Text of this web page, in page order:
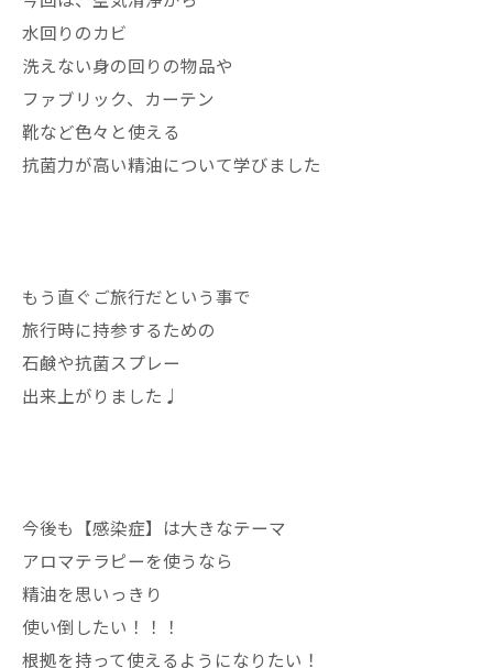
水回りのカビ
洗えない身の回りの物品や
ファブリック、カーテン
靴など色々と使える
抗菌力が高い精油について学びました
もう直ぐご旅行だという事で
旅行時に持参するための
石鹸や抗菌スプレー
出来上がりました♩
今後も【感染症】は大きなテーマ
アロマテラピーを使うなら
精油を思いっきり
使い倒したい！！！
根拠を持って使えるようになりたい！